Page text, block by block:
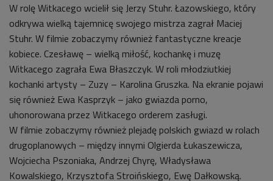
W rolę Witkacego wcielił się Jerzy Stuhr. Łazowskiego, który
odkrywa wielką tajemnicę swojego mistrza zagrał Maciej
Stuhr. W filmie zobaczymy również fantastyczne kreacje
kobiece. Czesławę – wielką miłość, kochankę i muzę
Witkacego zagrała Ewa Błaszczyk. W roli młodziutkiej
kochanki artysty – Zuzy – Karolina Gruszka. Na ekranie pojawi
się również Ewa Kasprzyk – jako gwiazda porno,
uhonorowana przez Witkacego orderem zasługi.
W filmie zobaczymy również plejadę polskich gwiazd w rolach
drugoplanowych – między innymi Olgierda Łukaszewicza,
Wojciecha Pszoniaka, Andrzej Chyrę, Władysława
Kowalskiego, Krzysztofa Stroińskiego, Ewę Dałkowską.